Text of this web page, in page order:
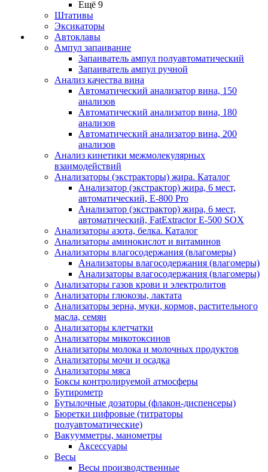
Ещё 9
Штативы
Эксикаторы
Автоклавы
Ампул запаивание
Запаиватель ампул полуавтоматический
Запаиватель ампул ручной
Анализ качества вина
Автоматический анализатор вина, 150
анализов
Автоматический анализатор вина, 180
анализов
Автоматический анализатор вина, 200
анализов
Анализ кинетики межмолекулярных
взаимодействий
Анализаторы (экстракторы) жира. Каталог
Анализатор (экстрактор) жира, 6 мест,
автоматический, E-800 Pro
Анализатор (экстрактор) жира, 6 мест,
автоматический, FatExtractor E-500 SOX
Анализаторы азота, белка. Каталог
Анализаторы аминокислот и витаминов
Анализаторы влагосодержания (влагомеры)
Анализаторы влагосодержания (влагомеры)
Анализаторы влагосодержания (влагомеры)
Анализаторы газов крови и электролитов
Анализаторы глюкозы, лактата
Анализаторы зерна, муки, кормов, растительного
масла, семян
Анализаторы клетчатки
Анализаторы микотоксинов
Анализаторы молока и молочных продуктов
Анализаторы мочи и осадка
Анализаторы мяса
Боксы контролируемой атмосферы
Бутирометр
Бутылочные дозаторы (флакон-диспенсеры)
Бюретки цифровые (титраторы
полуавтоматические)
Вакуумметры, манометры
Аксессуары
Весы
Весы производственные